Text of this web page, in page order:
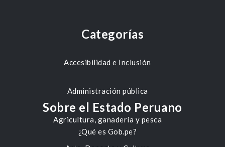
Categorías
Accesibilidad e Inclusión
Administración pública
Agricultura, ganadería y pesca
Sobre el Estado Peruano
¿Qué es Gob.pe?